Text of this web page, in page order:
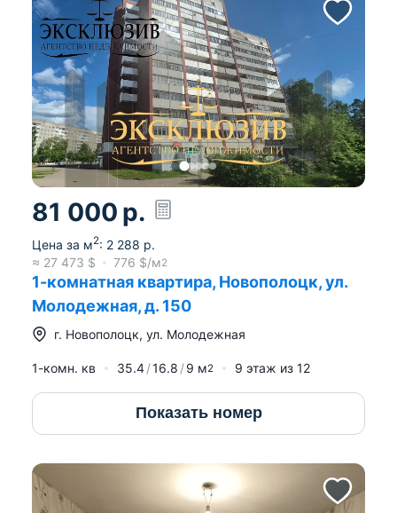
81 000 р.
Цена за м2: 2 288 р.
≈ 27 473 $ 776 $/м2
1-комнатная квартира, Новополоцк, ул.
Молодежная, д. 150
г. Новополоцк, ул. Молодежная
1-комн. кв 35.4 16.8 9 м2 9 этаж из 12
Показать номер